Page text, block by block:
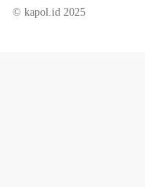
© kapol.id 2025